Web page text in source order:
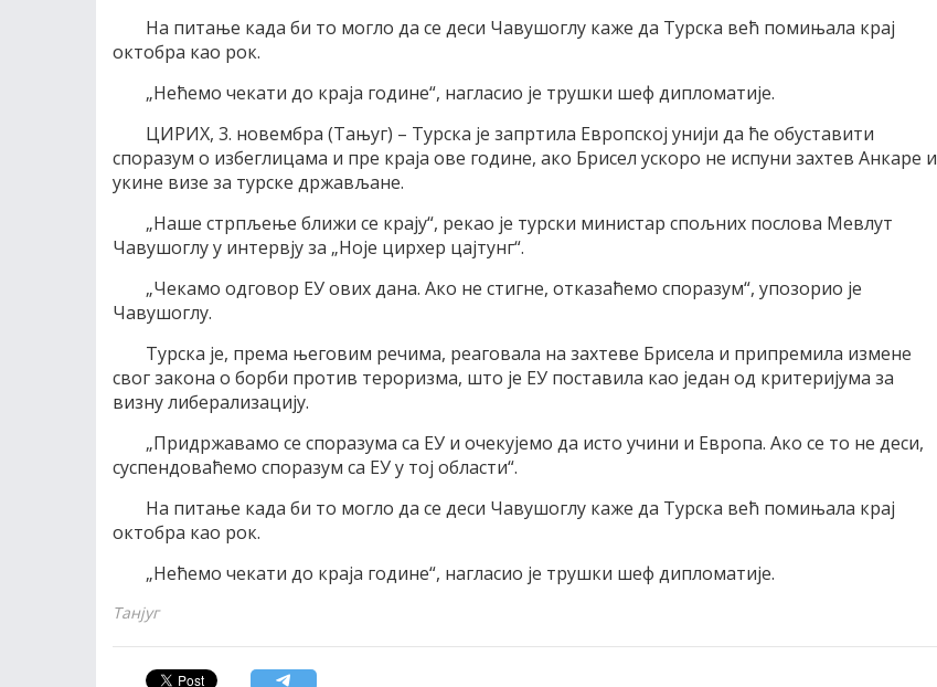
На питање када би то могло да се деси Чавушоглу каже да Турска већ помињала крај
октобра као рок.
„Нећемо чекати до краја године“, нагласио је трушки шеф дипломатије.
ЦИРИХ, 3. новембра (Тањуг) – Турска је запртила Европској унији да ће обуставити
споразум о избеглицама и пре краја ове године, ако Брисел ускоро не испуни захтев Анкаре и
укине визе за турске држављане.
„Наше стрпљење ближи се крају“, рекао је турски министар спољних послова Мевлут
Чавушоглу у интервју за „Ноје цирхер цајтунг“.
„Чекамо одговор ЕУ ових дана. Ако не стигне, отказаћемо споразум“, упозорио је
Чавушоглу.
Турска је, према његовим речима, реаговала на захтеве Брисела и припремила измене
свог закона о борби против тероризма, што је ЕУ поставила као један од критеријума за
визну либерализацију.
„Придржавамо се споразума са ЕУ и очекујемо да исто учини и Европа. Ако се то не деси,
суспендоваћемо споразум са ЕУ у тој области“.
На питање када би то могло да се деси Чавушоглу каже да Турска већ помињала крај
октобра као рок.
„Нећемо чекати до краја године“, нагласио је трушки шеф дипломатије.
Танјуг